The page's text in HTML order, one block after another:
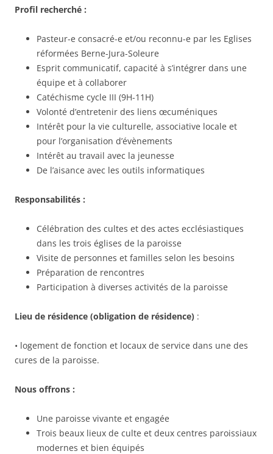
Profil recherché :
Pasteur-e consacré-e et/ou reconnu-e par les Eglises
réformées Berne-Jura-Soleure
Esprit communicatif, capacité à s’intégrer dans une
équipe et à collaborer
Catéchisme cycle III (9H-11H)
Volonté d’entretenir des liens œcuméniques
Intérêt pour la vie culturelle, associative locale et
pour l’organisation d’évènements
Intérêt au travail avec la jeunesse
De l’aisance avec les outils informatiques
Responsabilités :
Célébration des cultes et des actes ecclésiastiques
dans les trois églises de la paroisse
Visite de personnes et familles selon les besoins
Préparation de rencontres
Participation à diverses activités de la paroisse
Lieu de résidence (obligation de résidence) :
• logement de fonction et locaux de service dans une des
cures de la paroisse.
Nous offrons :
Une paroisse vivante et engagée
Trois beaux lieux de culte et deux centres paroissiaux
modernes et bien équipés